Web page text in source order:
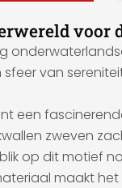
voor
van
een
zweven
op dit motief
maakt het